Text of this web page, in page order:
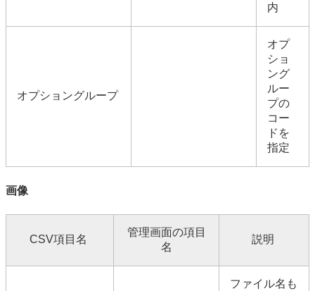
内
オプショングループ
オプ
ショ
ング
ルー
プの
コー
ドを
指定
画像
CSV項目名
管理画面の項目
名
説明
ファイル名も